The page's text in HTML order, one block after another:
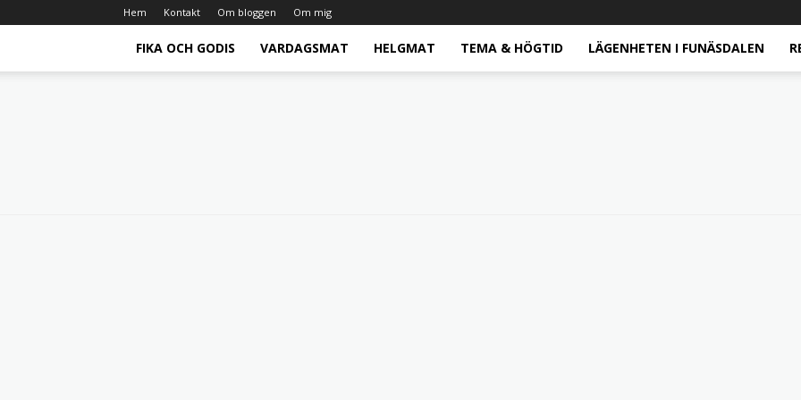
Hem Kontakt Om bloggen Om mig
FIKA OCH GODIS VARDAGSMAT HELGMAT TEMA & HÖGTID LÄGENHETEN I FUNÄSDALEN